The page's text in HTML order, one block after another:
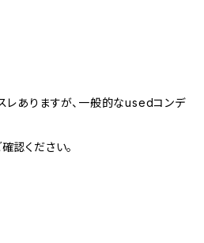
ありますが、一般的なusedコンデ
認ください。